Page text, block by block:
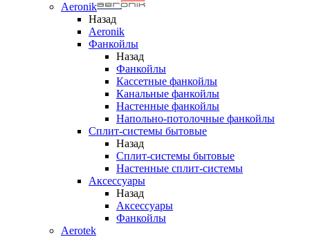
Aeronik
Назад
Aeronik
Фанкойлы
Назад
Фанкойлы
Кассетные фанкойлы
Канальные фанкойлы
Настенные фанкойлы
Напольно-потолочные фанкойлы
Сплит-системы бытовые
Назад
Сплит-системы бытовые
Настенные сплит-системы
Аксессуары
Назад
Аксессуары
Фанкойлы
Aerotek